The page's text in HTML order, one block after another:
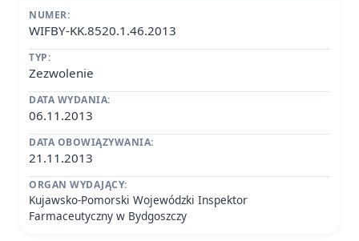
NUMER:
WIFBY-KK.8520.1.46.2013
TYP:
Zezwolenie
DATA WYDANIA:
06.11.2013
DATA OBOWIĄZYWANIA:
21.11.2013
ORGAN WYDAJĄCY:
Kujawsko-Pomorski Wojewódzki Inspektor
Farmaceutyczny w Bydgoszczy